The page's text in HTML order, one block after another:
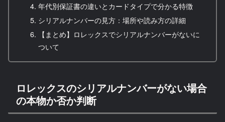
年代別保証書の違いとカードタイプで分かる特徴
シリアルナンバーの見方：場所や読み方の詳細
【まとめ】ロレックスでシリアルナンバーがないに
ついて
ロレックスのシリアルナンバーがない場合
の本物か否か判断